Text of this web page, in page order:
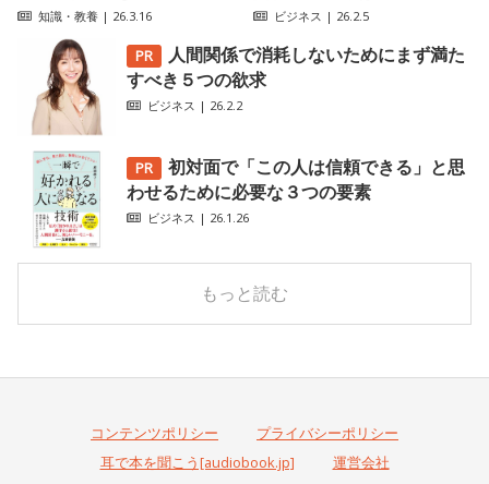
知識・教養 | 26.3.16 ビジネス | 26.2.5
人間関係で消耗しないためにまず満た
すべき５つの欲求
ビジネス | 26.2.2
初対面で「この人は信頼できる」と思
わせるために必要な３つの要素
ビジネス | 26.1.26
もっと読む
コンテンツポリシー
プライバシーポリシー
耳で本を聞こう[audiobook.jp]
運営会社